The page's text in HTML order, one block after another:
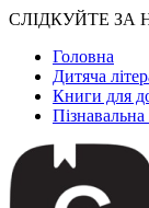
СЛІДКУЙТЕ ЗА
Головна
Дитяча
Книги для
Пізнавальна